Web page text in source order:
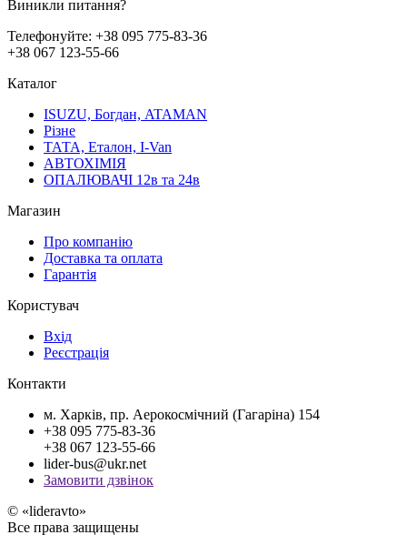
Виникли питання?
Телефонуйте: +38 095 775-83-36
+38 067 123-55-66
Каталог
ISUZU, Богдан, ATAMAN
Різне
ТАТА, Еталон, I-Van
АВТОХІМІЯ
ОПАЛЮВАЧІ 12в та 24в
Магазин
Про компанію
Доставка та оплата
Гарантія
Користувач
Вхід
Реєстрація
Контакти
м. Харків, пр. Аерокосмічний (Гагаріна) 154
+38 095 775-83-36
+38 067 123-55-66
lider-bus@ukr.net
Замовити дзвінок
© «lideravto»
Все права защищены